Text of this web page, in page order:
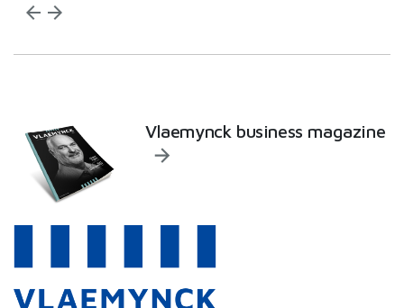
arrow_back arrow_forward
Vlaemynck business magazine